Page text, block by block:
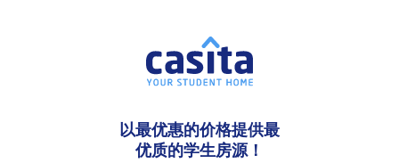
以最优惠的价格提供最
优质的学生房源！